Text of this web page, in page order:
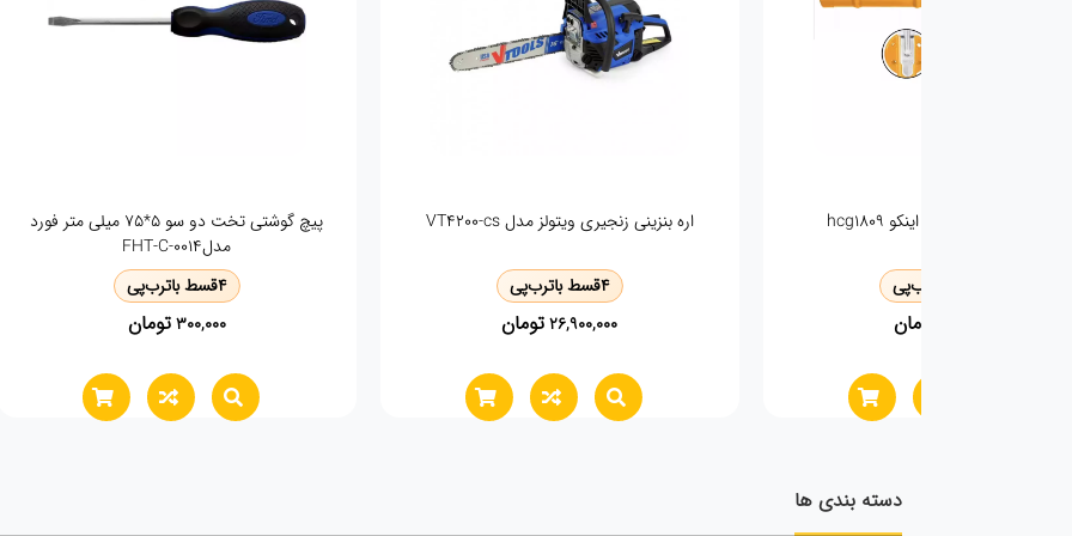
کاتر تاشو وی تولز مدل FHT0257
ترب‌پی
تومان
🔧 ست 18 قطعه ای پیچ گوشتی جغجغه ای وی
تولز VT2255 | کامل ترین همراه برای هر
تعمیرکاری! 🔧
ترب‌پی
دسته بندی ها